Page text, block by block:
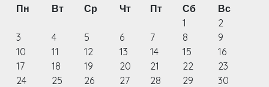
Пн Вт Ср Чт Пт Сб
Вс
1
2
3
4 5 6 7 8
9
10
11 12 13 14 15
16
17
18 19 20 21 22
23
24
25 26 27 28 29
30